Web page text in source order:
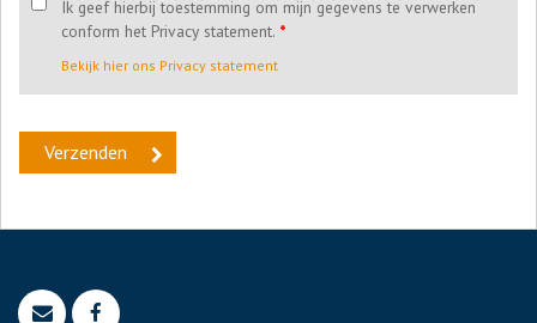
Ik geef hierbij toestemming om mijn gegevens te verwerken
conform het Privacy statement. *
Bekijk hier ons Privacy statement